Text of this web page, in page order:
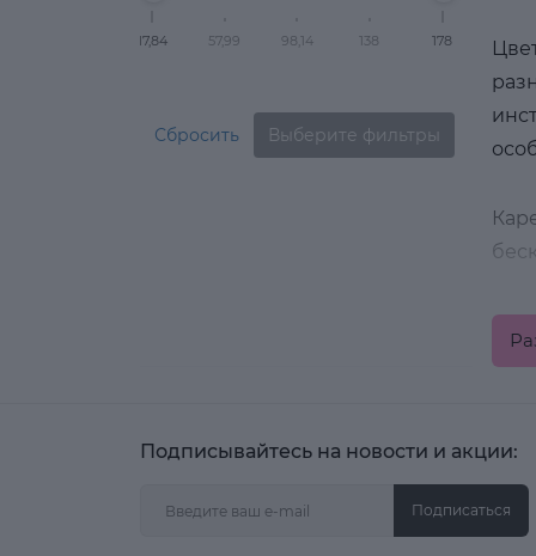
17,84 57,99 98,14 138 178
Сбросить Выберите фильтры
Подписывайтесь на новости и акции:
Подписаться